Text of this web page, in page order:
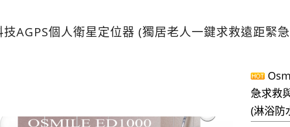
技AGPS個人衛星定位器 (獨居老人一鍵求救遠距緊
急求救
(淋浴防